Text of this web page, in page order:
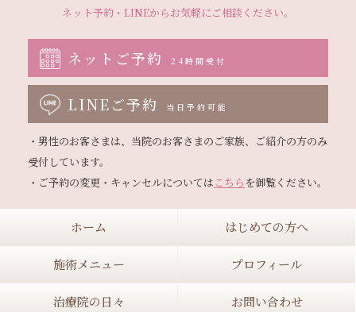
ネット予約・LINEからお気軽にご相談ください。
ネットご予約 24時間受付
LINEご予約 当日予約可能
・男性のお客さまは、当院のお客さまのご家族、ご紹介の方のみ
受付しています。
・ご予約の変更・キャンセルについてはこちら
ホーム はじめての方へ
施術メニュー プロフィール
治療院の日々 お問い合わせ